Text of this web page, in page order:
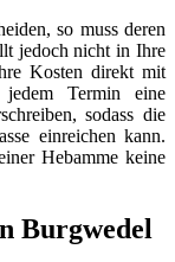
so muss deren
jedoch nicht in Ihre
Kosten direkt mit
Termin eine
sodass die
einreichen kann.
Hebamme keine
Burgwedel